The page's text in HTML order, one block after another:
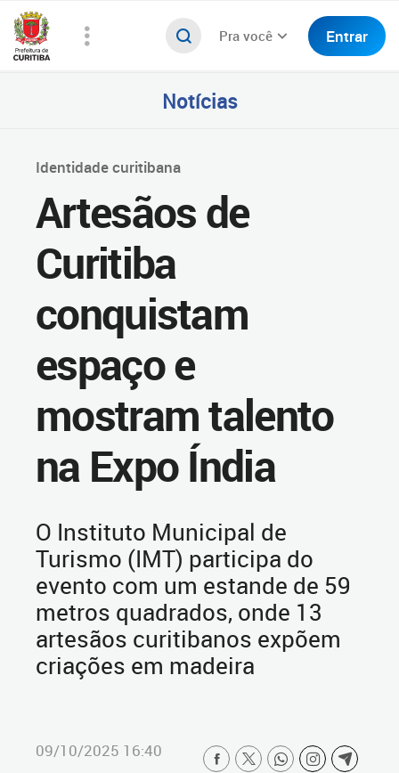
Pra você Entrar
Notícias
Identidade curitibana
Artesãos de
Curitiba
conquistam
espaço e
mostram talento
na Expo Índia
O Instituto Municipal de
Turismo (IMT) participa do
evento com um estande de 59
metros quadrados, onde 13
artesãos curitibanos expõem
criações em madeira
09/10/2025 16:40